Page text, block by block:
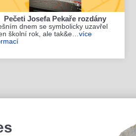
Pečeti Josefa Pekaře rozdány
dnem se symbolicky uzavřel
školní rok, ale tak&e…více